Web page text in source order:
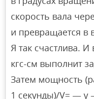
скорость вала
и превращается в
Я так счастлива. И
кгс-см выполнит
Затем мощность
1 секунды)/V= — y